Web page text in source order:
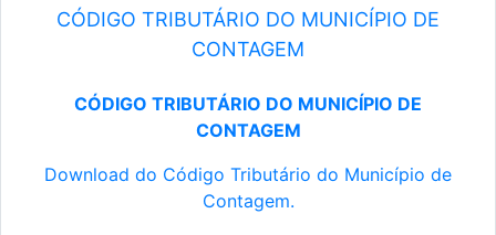
CÓDIGO TRIBUTÁRIO DO MUNICÍPIO DE
CONTAGEM
CÓDIGO TRIBUTÁRIO DO MUNICÍPIO DE
CONTAGEM
Download do Código Tributário do Município de
Contagem.